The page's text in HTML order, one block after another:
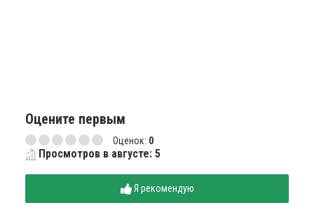
Оцените первым
Оценок: 0
Просмотров в августе: 5
Я рекомендую